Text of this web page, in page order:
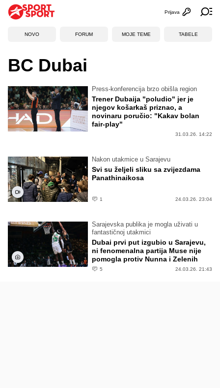
Otvori
Prijava
NOVO FORUM MOJE TEME TABELE
BC Dubai
Press-konferencija brzo obišla region
Trener Dubaija "poludio" jer je
njegov košarkaš priznao, a
novinaru poručio: "Kakav bolan
fair-play"
31.03.26. 14:22
Nakon utakmice u Sarajevu
Svi su željeli sliku sa zvijezdama
Panathinaikosa
1 24.03.26. 23:04
Sarajevska publika je mogla uživati u
fantastičnoj utakmici
Dubai prvi put izgubio u Sarajevu,
ni fenomenalna partija Muse nije
pomogla protiv Nunna i Zelenih
5 24.03.26. 21:43